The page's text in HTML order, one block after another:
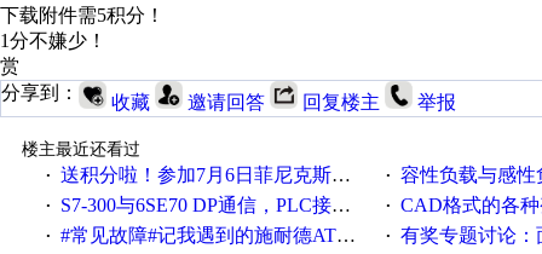
下载附件需5积分！
1分不嫌少！
赏
分享到：
收藏 邀请回答 回复楼主 举报
楼主最近还看过
· 送积分啦！参加7月6日菲尼克斯在线研讨会即得 · 容性负载与感性负
· S7-300与6SE70 DP通信，PLC接收到数据不稳定 · CAD格式的各
· #常见故障#记我遇到的施耐德ATV12变频器故障 · 有奖专题讨论：面对低压变